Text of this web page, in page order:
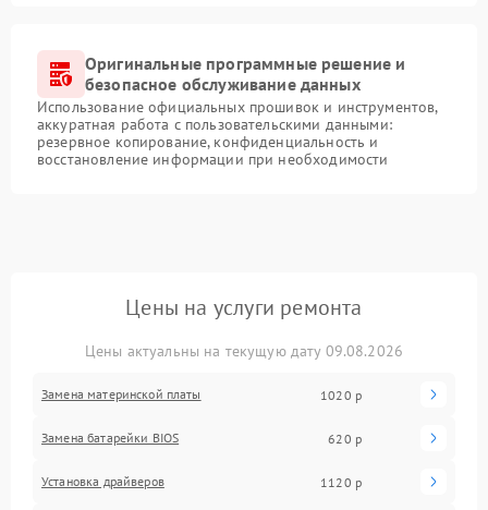
Оригинальные программные решение и
безопасное обслуживание данных
Использование официальных прошивок и инструментов,
аккуратная работа с пользовательскими данными:
резервное копирование, конфиденциальность и
восстановление информации при необходимости
Цены на услуги ремонта
Цены актуальны на текущую дату 09.08.2026
Замена материнской платы 1020 р
Замена батарейки BIOS 620 р
Установка драйверов 1120 р